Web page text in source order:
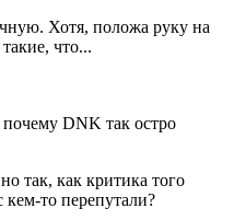
Хотя, положа руку на
что...
DNK так остро
так, как критика того
то перепутали?